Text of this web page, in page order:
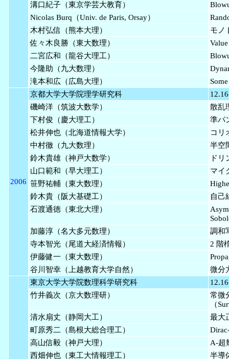
溝口紀子（東京学芸大教育）
Nicolas Burq（Univ. de Paris, Orsay）
木村弘信（熊本大理）
モノ
佐々木良勝（東大数理）
二宮広和（龍谷大理工）
今隆助（九大数理）
滝本和広（広島大理）
2006
京都大学大学院理学研究科
磯崎洋（筑波大数学）
散乱
下村俊（慶大理工）
準パ
松井伸也（北海道情報大学）
コリ
中村徹（九大数理）
半空
鈴木貴雄（神戸大数学）
ド
山口範和（早大理工）
マイ
笹野祐輔（東大数理）
鈴木貴（阪大基礎工）
自己
石渡通徳（東北大理）
加藤淳（名大多元数理）
調和
寺本智光（尾道大経済情報）
2 階
伊藤健一（東大数理）
谷川智幸（上越教育大学自然）
微分
東京大学大学院数理科学研究科
竹井義次（京大数理研）
常微
（
清水扇丈（静岡大工）
最大
町原秀二（島根大総合理工）
高山信毅（神戸大理）
A-超
西畑伸也（東工大情報理工）
半導